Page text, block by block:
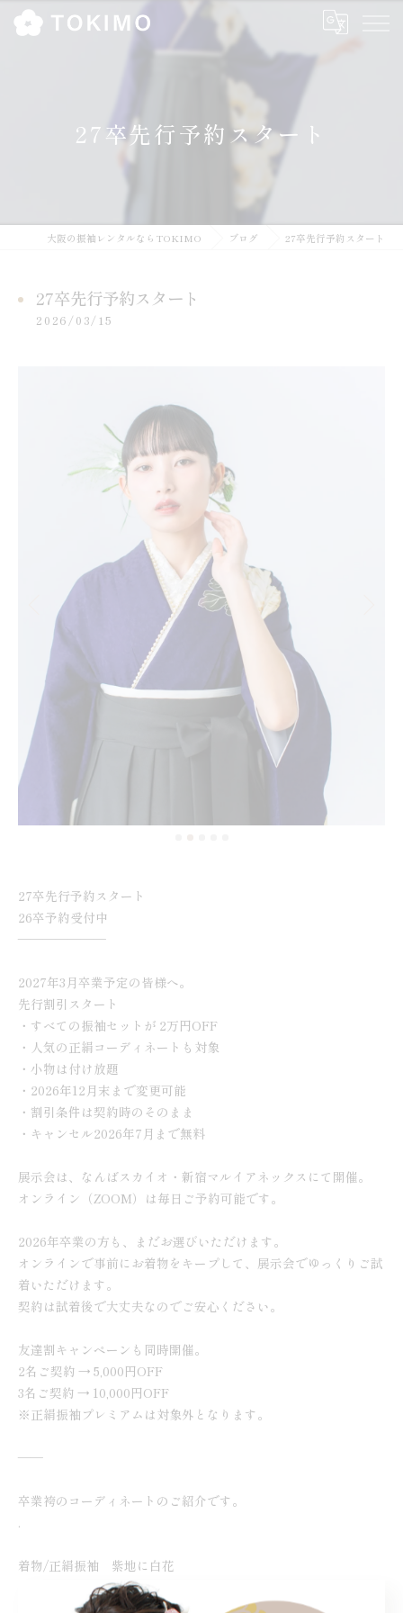
27卒先行予約スタート
大阪の振袖レンタルならTOKIMO ブログ 27卒先行予約スタート
27卒先行予約スタート
2026/03/15
27卒先行予約スタート
26卒予約受付中
———————
2027年3月卒業予定の皆様へ。
先行割引スタート
・すべての振袖セットが 2万円OFF
・人気の正絹コーディネートも対象
・小物は付け放題
・2026年12月末まで変更可能
・割引条件は契約時のそのまま
・キャンセル2026年7月まで無料
展示会は、なんばスカイオ・新宿マルイアネックスにて開催。
オンライン（ZOOM）は毎日ご予約可能です。
2026年卒業の方も、まだお選びいただけます。
オンラインで事前にお着物をキープして、展示会でゆっくりご試
着いただけます。
契約は試着後で大丈夫なのでご安心ください。
友達割キャンペーンも同時開催。
2名ご契約 → 5,000円OFF
3名ご契約 → 10,000円OFF
※正絹振袖プレミアムは対象外となります。
——
卒業袴のコーディネートのご紹介です。
.
着物/正絹振袖 紫地に白花
袴/チャコール